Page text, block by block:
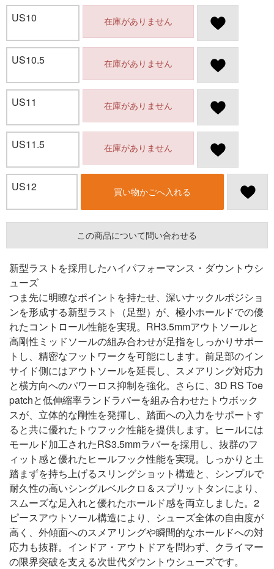
US10 在庫がありません
US10.5 在庫がありません
US11 在庫がありません
US11.5 在庫がありません
US12 買い物かごへ入れる
この商品について問い合わせる
新型ラストを採用したハイパフォーマンス・ダウントウシ
ューズ
つま先に明瞭なポイントを持たせ、深いナックルポジショ
ンを形成する新型ラスト（足型）が、極小ホールドでの優
れたコントロール性能を実現。RH3.5mmアウトソールと
高剛性ミッドソールの組み合わせが足指をしっかりサポー
トし、精密なフットワークを可能にします。前足部のイン
サイド側にはアウトソールを延長し、スメアリング対応力
と横方向へのパワーロス抑制を強化。さらに、3D RS Toe
patchと低伸縮率ランドラバーを組み合わせたトウボック
スが、立体的な剛性を発揮し、踏面への入力をサポートす
ると共に優れたトウフック性能を提供します。ヒールには
モールド加工されたRS3.5mmラバーを採用し、抜群のフ
ィット感と優れたヒールフック性能を実現。しっかりと土
踏まずを持ち上げるスリングショット構造と、シンプルで
耐久性の高いシングルベルクロ＆スプリットタンにより、
スムーズな足入れと優れたホールド感を両立しました。2
ピースアウトソール構造により、シューズ全体の自由度が
高く、外傾面へのスメアリングや瞬間的なホールドへの対
応力も抜群。インドア・アウトドアを問わず、クライマー
の限界突破を支える次世代ダウントウシューズです。